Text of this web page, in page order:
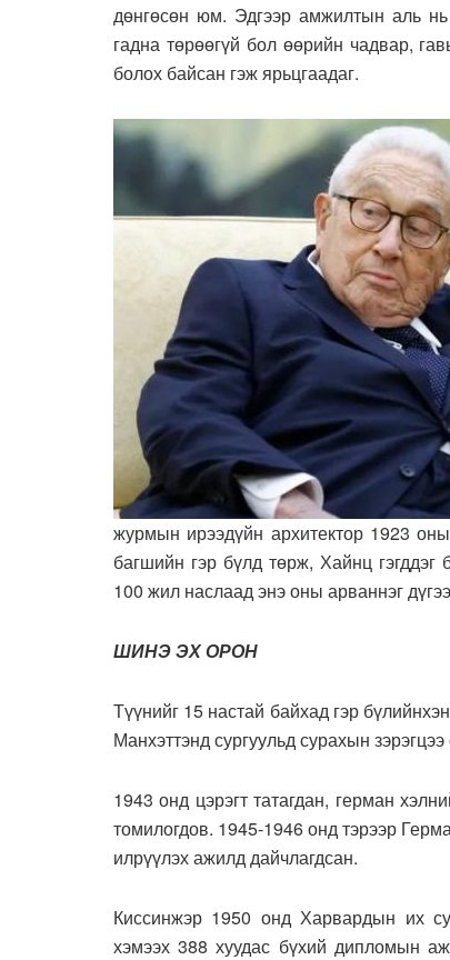
дөнгөсөн юм. Эдгээр амжилтын аль
гадна төрөөгүй бол өөрийн чадвар,
болох байсан гэж ярьцгаадаг.
журмын ирээдүйн архитектор 1923
багшийн гэр бүлд төрж, Хайнц
100 жил наслаад энэ оны арваннэг
ШИНЭ ЭХ ОРОН
Түүнийг 15 настай байхад гэр
Манхэттэнд сургуульд сурахын
1943 онд цэрэгт татагдан, герман
томилогдов. 1945-1946 онд тэрээр
илрүүлэх ажилд дайчлагдсан.
Киссинжэр 1950 онд Харвардын их
хэмээх 388 хуудас бүхий дипломын